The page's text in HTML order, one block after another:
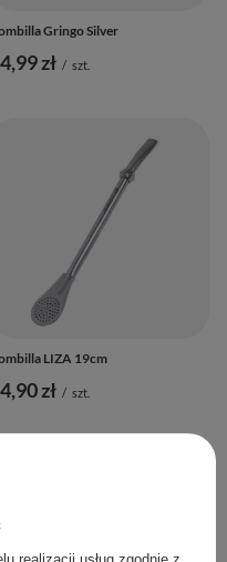
Gringo Silver
zł / szt.
LIZA 19cm
zł / szt.